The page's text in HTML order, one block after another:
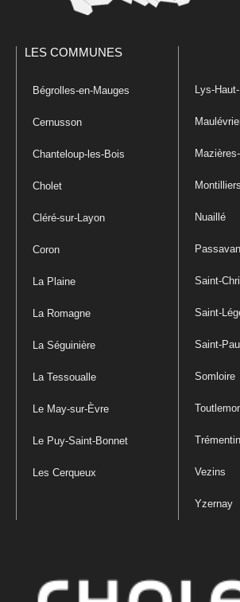
LES COMMUNES
Bégrolles-en-Mauges
Cernusson
Chanteloup-les-Bois
Cholet
Cléré-sur-Layon
Coron
La Plaine
La Romagne
La Séguinière
La Tessoualle
Le May-sur-Èvre
Le Puy-Saint-Bonnet
Les Cerqueux
Lys-
Montilliers
Nuaillé
Saint-
Saint-
Saint-
Somloire
Vezins
Yzernay